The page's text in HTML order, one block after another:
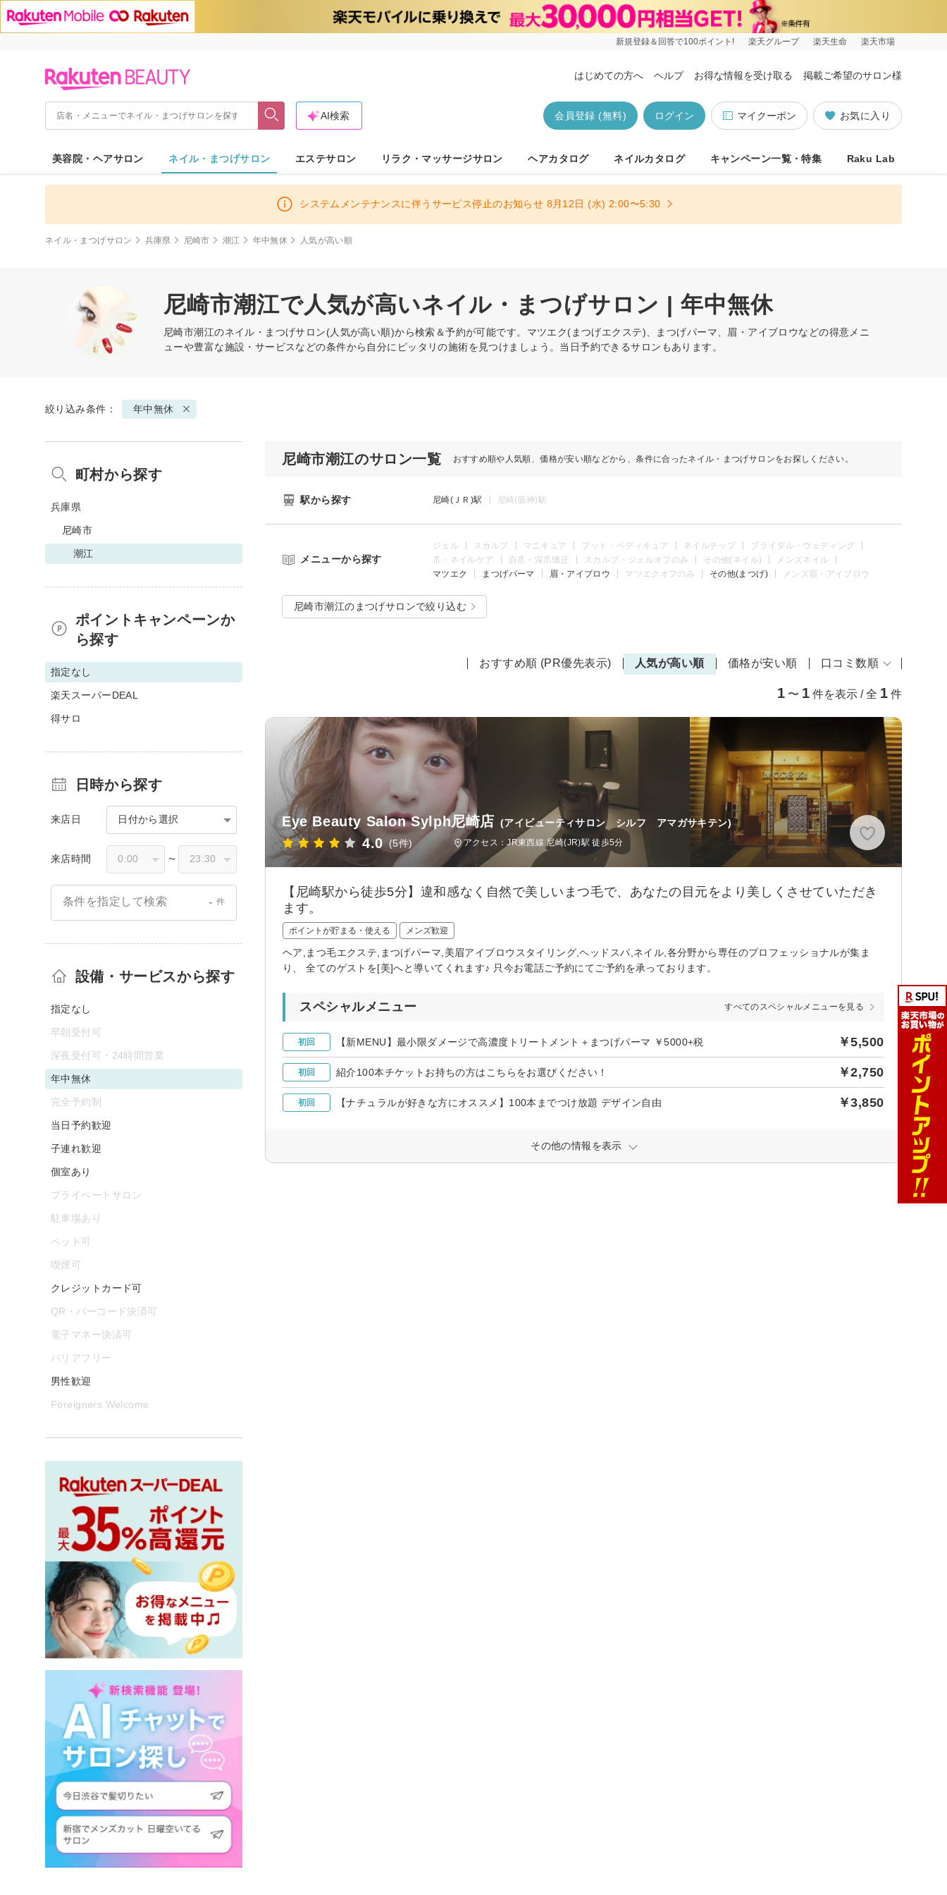
新規登録＆回答で100ポイント! 楽天グループ 楽天生命 楽天市場
はじめての方へ ヘルプ お得な情報を受け取る 掲載ご希望のサロン様
お気に入り
マイクーポン
ログイン
会員登録 (無料)
AI検索
美容院・ヘアサロン ネイル・まつげサロン エステサロン リラク・マッサージサロン ヘアカタログ ネイルカタログ キャンペーン一覧・特集 Raku Lab
システムメンテナンスに伴うサービス停止のお知らせ 8月12日 (水) 2:00〜5:30
ネイル・まつげサロン 兵庫県 尼崎市 潮江 年中無休 人気が高い順
尼崎市潮江で人気が高いネイル・まつげサロン | 年中無休
尼崎市潮江のネイル・まつげサロン(人気が高い順)から検索＆予約が可能です。マツエク(まつげエクステ)、まつげパーマ、眉・アイブロウなどの得意メニ
ューや豊富な施設・サービスなどの条件から自分にピッタリの施術を見つけましょう。当日予約できるサロンもあります。
絞り込み条件： 年中無休
尼崎市潮江のサロン一覧 おすすめ順や人気順、価格が安い順などから、条件に合ったネイル・まつげサロンをお探しください。
駅から探す 尼崎(ＪＲ)駅 尼崎(阪神)駅
メニューから探す
ジェル スカルプ マニキュア フット・ペディキュア ネイルチップ
ブライダル・ウェディング
爪・ネイルケア
自爪・深爪矯正 スカルプ・ジェルオフのみ その他(ネイル)
メンズネイル
マツエク
まつげパーマ 眉・アイブロウ マツエクオフのみ その他(まつげ) メンズ眉・アイブロウ
尼崎市潮江のまつげサロンで絞り込む
おすすめ順 (PR優先表示) 人気が高い順 価格が安い順 口コミ数順
1 〜 1 件を表示 / 全 1 件
Eye Beauty Salon Sylph尼崎店 (アイビューティサロン シルフ アマガサキテン)
4.0 (5件) アクセス：JR東西線 尼崎(JR)駅 徒歩5分
【尼崎駅から徒歩5分】違和感なく自然で美しいまつ毛で、あなたの目元をより美しくさせていただき
ます。
ポイントが貯まる・使える メンズ歓迎
ヘア,まつ毛エクステ,まつげパーマ,美眉アイブロウスタイリング,ヘッドスパ,ネイル,各分野から専任のプロフェッショナルが集ま
り、 全てのゲストを[美]へと導いてくれます♪ 只今お電話ご予約にてご予約を承っております。
スペシャルメニュー すべてのスペシャルメニューを見る
初回 【新MENU】最小限ダメージで高濃度トリートメント＋まつげパーマ ￥5000+税 ￥5,500
初回 紹介100本チケットお持ちの方はこちらをお選びください！ ￥2,750
初回 【ナチュラルが好きな方にオススメ】100本までつけ放題 デザイン自由 ￥3,850
その他の情報を表示
町村から探す
兵庫県
尼崎市
潮江
ポイントキャンペーンか
ら探す
指定なし
楽天スーパーDEAL
得サロ
日時から探す
来店日 日付から選択
来店時間 〜
条件を指定して検索 - 件
設備・サービスから探す
指定なし
早朝受付可
深夜受付可・24時間営業
年中無休
完全予約制
当日予約歓迎
子連れ歓迎
個室あり
プライベートサロン
駐車場あり
ペット可
喫煙可
クレジットカード可
QR・バーコード決済可
電子マネー決済可
バリアフリー
男性歓迎
Foreigners Welcome